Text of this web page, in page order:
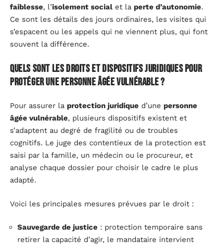
faiblesse, l’isolement social et la perte d’autonomie.
Ce sont les détails des jours ordinaires, les visites qui
s’espacent ou les appels qui ne viennent plus, qui font
souvent la différence.
Quels sont les droits et dispositifs juridiques pour
protéger une personne âgée vulnérable ?
Pour assurer la protection juridique d’une personne
âgée vulnérable, plusieurs dispositifs existent et
s’adaptent au degré de fragilité ou de troubles
cognitifs. Le juge des contentieux de la protection est
saisi par la famille, un médecin ou le procureur, et
analyse chaque dossier pour choisir le cadre le plus
adapté.
Voici les principales mesures prévues par le droit :
Sauvegarde de justice : protection temporaire sans
retirer la capacité d’agir, le mandataire intervient